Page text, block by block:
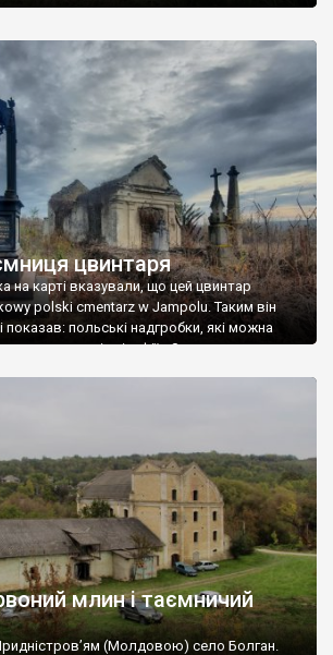
цвинтаря
на карті вказували, що цей цвинтар
polski cmentarz w Jampolu. Таким він
показав: польські надгробки, які можна
польські епітафії… Загалом цвинтар
млин і таємничий
(Молдовою) село Болган.